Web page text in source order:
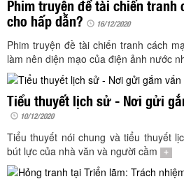
Phim truyện đề tài chiến tranh
cho hấp dẫn? 16/12/2020
Phim truyện đề tài chiến tranh cách
làm nên diện mạo của điện ảnh nước
Tiểu thuyết lịch sử - Nơi gửi
10/12/2020
Tiểu thuyết nói chung và tiểu thuyết
bút lực của nhà văn và người cầm
+